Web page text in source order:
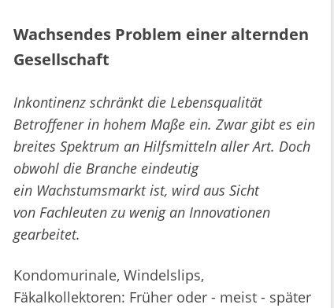
Wachsendes Problem einer alternden
Gesellschaft
Inkontinenz schränkt die Lebensqualität
Betroffener in hohem Maße ein. Zwar gibt es ein
breites Spektrum an Hilfsmitteln aller Art. Doch
obwohl die Branche eindeutig
ein Wachstumsmarkt ist, wird aus Sicht
von Fachleuten zu wenig an Innovationen
gearbeitet.
Kondomurinale, Windelslips,
Fäkalkollektoren: Früher oder - meist - später